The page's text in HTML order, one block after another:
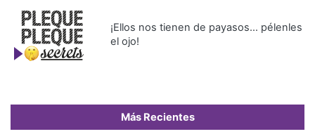
¡Ellos nos tienen de payasos… pélenles
el ojo!
Más Recientes